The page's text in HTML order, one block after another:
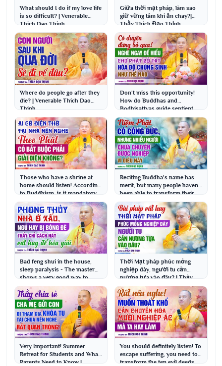
What should I do if my love life
is so difficult? | Venerable
Thich Dao Thinh
Giữa thời mạt pháp, làm sao
giữ vững tâm khi ăn chay?|
Thầy Thích Đạo Thịnh
Where do people go after they
die? | Venerable Thich Dao
Thinh
Don't miss this opportunity!
How do Buddhas and
Bodhisattvas guide sentient
beings? | Venerable T...
Those who have a shrine at
home should listen! According
to Buddhism, is it mandatory
to dismantl...
Reciting Buddha's name has
merit, but many people haven't
been able to transform their
karma beca...
Bad feng shui in the house,
sleep paralysis - The master
shows a very good way to
resolve it | Ve...
Thời Mạt pháp phúc mỏng
nghiệp dày, người tu cần
nương tựa vào đâu? | Thầy
Thích Đạo Thịnh
Very Important! Summer
Retreat for Students and What
Parents Need to Know |
You should definitely listen! To
escape suffering, you need to
transform the ten evil deeds